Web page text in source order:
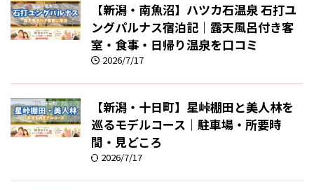
【新潟・南魚沼】ハツカ石温泉 石打ユ
ングパルナス宿泊記｜露天風呂付き客
室・食事・日帰り温泉を口コミ
2026/7/17
【新潟・十日町】星峠棚田と美人林を
巡るモデルコース｜駐車場・所要時
間・見どころ
2026/7/17